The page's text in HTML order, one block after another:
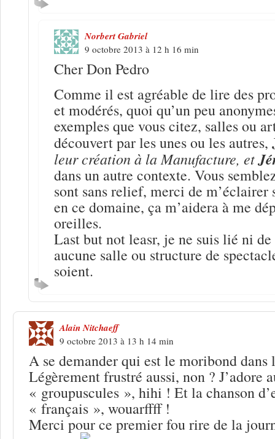
Norbert Gabriel
9 octobre 2013 à 12 h 16 min
Cher Don Pedro
Comme il est agréable de lire des
et modérés, quoi qu’un peu
exemples que vous citez, salles ou
découvert par les unes ou les autres,
leur création à la Manufacture, et
dans un autre contexte. Vous
sont sans relief, merci de m’éclairer
en ce domaine, ça m’aidera à me
oreilles.
Last but not leasr, je ne suis lié ni
aucune salle ou structure de
soient.
Alain Nitchaeff
9 octobre 2013 à 13 h 14 min
A se demander qui est le moribond dans
Légèrement frustré aussi, non ? J’adore
« groupuscules », hihi ! Et la chanson
« français », wouarffff !
Merci pour ce premier fou rire de la